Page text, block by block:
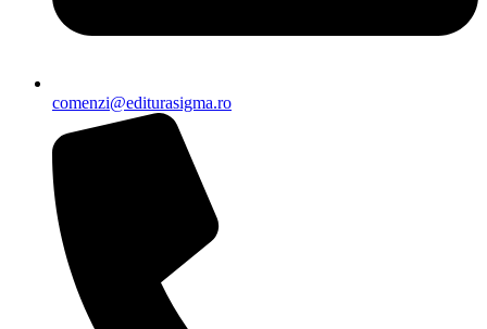
comenzi@editurasigma.ro